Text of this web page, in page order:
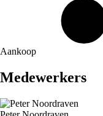
Aankoop
Medewerkers